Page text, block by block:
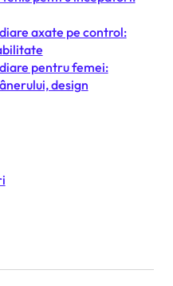
axate pe control:
pentru femei:
design